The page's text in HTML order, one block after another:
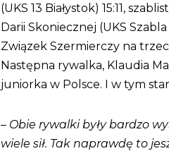
(UKS 13 Białystok) 15:11,
Darii Skoniecznej (UKS
Związek Szermierczy na
Następna rywalka, Klaudia
juniorka w Polsce. I w tym
– Obie rywalki były bardzo
wiele sił. Tak naprawdę to